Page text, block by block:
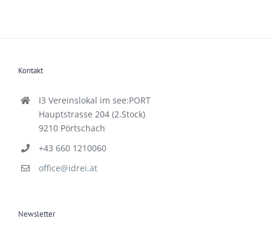
Kontakt
I3 Vereinslokal im see:PORT
Hauptstrasse 204 (2.Stock)
9210 Pörtschach
+43 660 1210060
office@idrei.at
Newsletter